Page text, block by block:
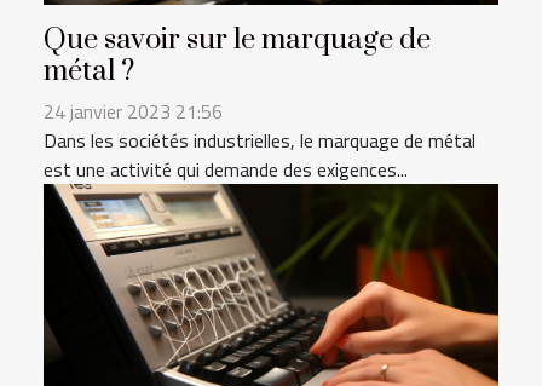
Que savoir sur le marquage de
métal ?
24 janvier 2023 21:56
Dans les sociétés industrielles, le marquage de métal
est une activité qui demande des exigences...